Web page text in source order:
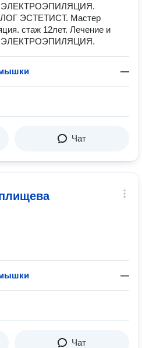
ЭЛЕКТРОЭПИЛЯЦИЯ.
ЭСТЕТИСТ. Мастер
стаж 12лет. Лечение и
ЭЛЕКТРОЭПИЛЯЦИЯ.
—
Чат
—
Чат